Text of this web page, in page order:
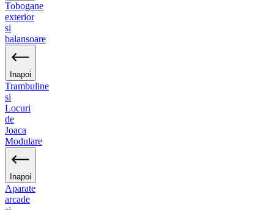
Tobogane
exterior
si
balansoare
Inapoi
Trambuline
si
Locuri
de
Joaca
Modulare
Inapoi
Aparate
arcade